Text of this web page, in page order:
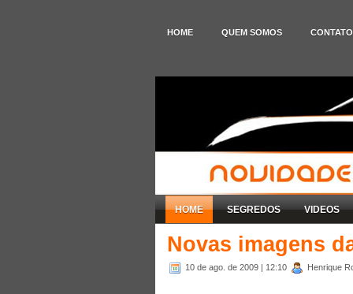
HOME QUEM SOMOS CONTATO
HOME SEGREDOS VIDEOS
Novas imagens
10 de ago. de 2009 | 12:10 Henrique